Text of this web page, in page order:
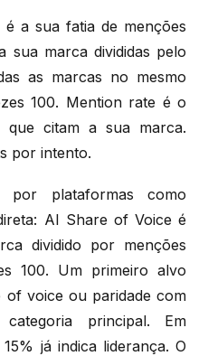
a sua fatia de menções
sua marca divididas pelo
as marcas no mesmo
100. Mention rate é o
que citam a sua marca.
por intento.
por plataformas como
AI Share of Voice é
dividido por menções
100. Um primeiro alvo
of voice ou paridade com
principal. Em
já indica liderança. O